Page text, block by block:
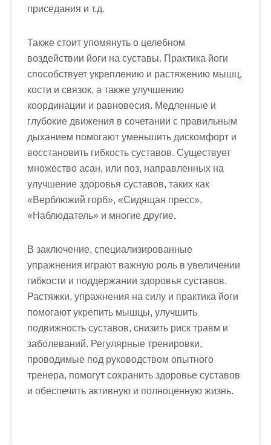
приседания и т.д.
Также стоит упомянуть о целебном
воздействии йоги на суставы. Практика йоги
способствует укреплению и растяжению мышц,
кости и связок, а также улучшению
координации и равновесия. Медленные и
глубокие движения в сочетании с правильным
дыханием помогают уменьшить дискомфорт и
восстановить гибкость суставов. Существует
множество асан, или поз, направленных на
улучшение здоровья суставов, таких как
«Верблюжий горб», «Сидящая пресс»,
«Наблюдатель» и многие другие.
В заключение, специализированные
упражнения играют важную роль в увеличении
гибкости и поддержании здоровья суставов.
Растяжки, упражнения на силу и практика йоги
помогают укрепить мышцы, улучшить
подвижность суставов, снизить риск травм и
заболеваний. Регулярные тренировки,
проводимые под руководством опытного
тренера, помогут сохранить здоровье суставов
и обеспечить активную и полноценную жизнь.